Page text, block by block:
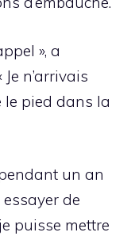
», a
n’arrivais
le pied dans la
un an
de
puisse mettre